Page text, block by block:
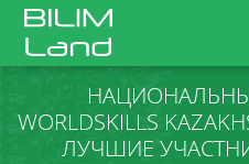
WORLDSKILLS
ЛУЧШИЕ